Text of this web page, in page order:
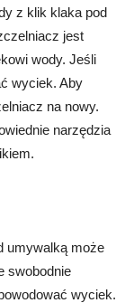
z klik klaka pod
jest
wody. Jeśli
wyciek. Aby
na nowy.
narzędzia
umywalką może
swobodnie
wyciek.